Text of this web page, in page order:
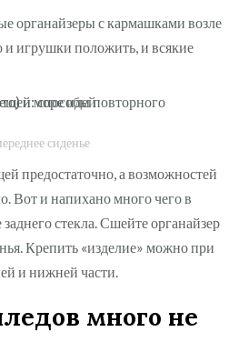
органайзеры с кармашками возле
и игрушки положить, и всякие
сиденье
предостаточно, а возможностей
Вот и напихано много чего в
заднего стекла. Сшейте органайзер
Крепить «изделие» можно при
и нижней части.
много не